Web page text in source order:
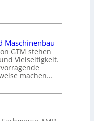
Maschinenbau
GTM stehen
Vielseitigkeit.
machen…